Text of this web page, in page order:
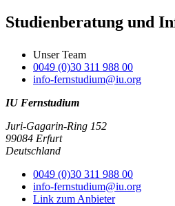
Studienberatung und
Unser Team
0049 (0)30 311 988 00
info-fernstudium@iu.org
IU Fernstudium
Juri-Gagarin-Ring 152
99084 Erfurt
Deutschland
0049 (0)30 311 988 00
info-fernstudium@iu.org
Link zum Anbieter